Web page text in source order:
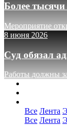
Более
Мероприятие
8 июня 2026
Суд обязал
Работы должны
Все Лента
Все Лента